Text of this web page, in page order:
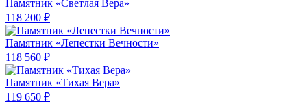
Памятник «Светлая Вера»
118 200 ₽
Памятник «Лепестки Вечности»
118 560 ₽
Памятник «Тихая Вера»
119 650 ₽